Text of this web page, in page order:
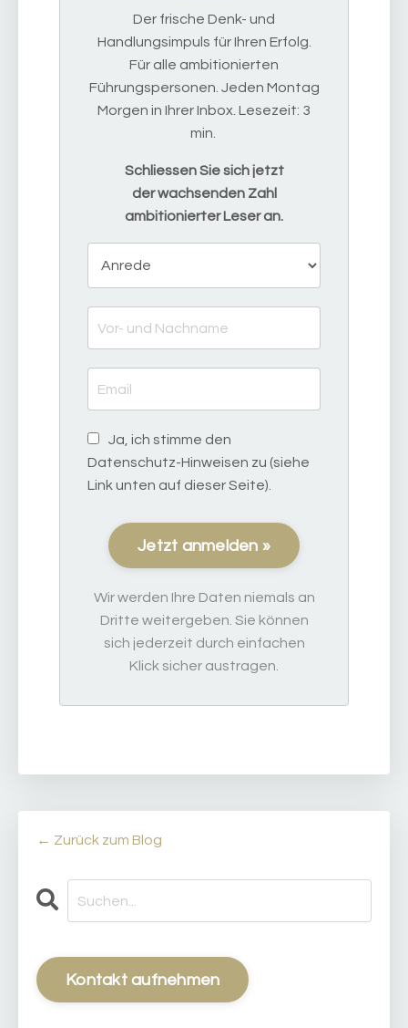
Der frische Denk- und
Handlungsimpuls für Ihren Erfolg.
Für alle ambitionierten
Führungspersonen. Jeden Montag
Morgen in Ihrer Inbox. Lesezeit: 3
min.
Schliessen Sie sich jetzt
der wachsenden Zahl
ambitionierter Leser an.
Ja, ich stimme den
Datenschutz-Hinweisen zu (siehe
Link unten auf dieser Seite).
Jetzt anmelden »
Wir werden Ihre Daten niemals an
Dritte weitergeben. Sie können
sich jederzeit durch einfachen
Klick sicher austragen.
← Zurück zum Blog
Kontakt aufnehmen